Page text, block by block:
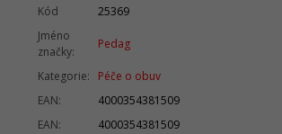
Kód
25369
Jméno
značky:
Pedag
Kategorie:
Péče o obuv
EAN:
4000354381509
EAN:
4000354381509